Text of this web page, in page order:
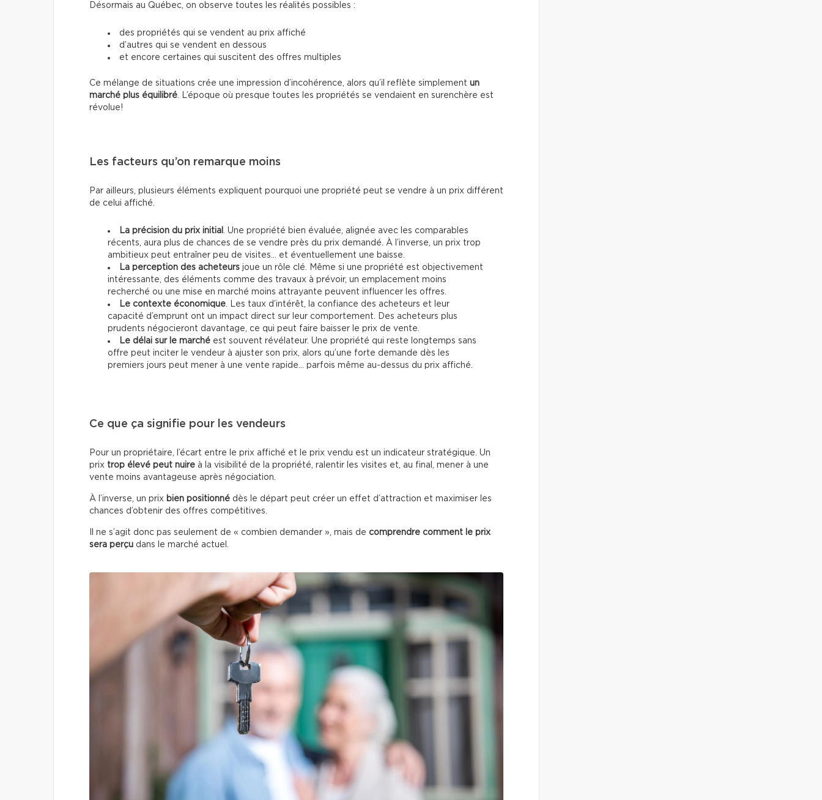
Désormais au Québec, on observe toutes les réalités possibles :
des propriétés qui se vendent au prix affiché
d’autres qui se vendent en dessous
et encore certaines qui suscitent des offres multiples
Ce mélange de situations crée une impression d’incohérence, alors qu’il reflète simplement un
marché plus équilibré . L’époque où presque toutes les propriétés se vendaient en surenchère est
révolue!
Les facteurs qu’on remarque moins
Par ailleurs, plusieurs éléments expliquent pourquoi une propriété peut se vendre à un prix différent
de celui affiché.
La précision du prix initial
. Une propriété bien évaluée, alignée avec les comparables
récents, aura plus de chances de se vendre près du prix demandé. À l’inverse, un prix trop
ambitieux peut entraîner peu de visites… et éventuellement une baisse.
La perception des acheteurs joue un rôle clé. Même si une propriété est objectivement
intéressante, des éléments comme des travaux à prévoir, un emplacement moins
recherché ou une mise en marché moins attrayante peuvent influencer les offres.
Le contexte économique . Les taux d’intérêt, la confiance des acheteurs et leur
capacité d’emprunt ont un impact direct sur leur comportement. Des acheteurs plus
prudents négocieront davantage, ce qui peut faire baisser le prix de vente.
Le délai sur le marché est souvent révélateur. Une propriété qui reste longtemps sans
offre peut inciter le vendeur à ajuster son prix, alors qu’une forte demande dès les
premiers jours peut mener à une vente rapide… parfois même au-dessus du prix affiché.
Ce que ça signifie pour les vendeurs
Pour un propriétaire, l’écart entre le prix affiché et le prix vendu est un indicateur stratégique. Un
prix trop élevé peut nuire à la visibilité de la propriété, ralentir les visites et, au final, mener à une
vente moins avantageuse après négociation.
À l’inverse, un prix bien positionné dès le départ peut créer un effet d’attraction et maximiser les
chances d’obtenir des offres compétitives.
Il ne s’agit donc pas seulement de « combien demander », mais de comprendre comment le prix
sera perçu dans le marché actuel.